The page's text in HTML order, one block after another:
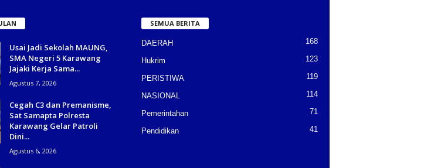
Usai Jadi Sekolah MAUNG,
SMA Negeri 5 Karawang
Jajaki Kerja Sama...
Agustus 7, 2026
Cegah C3 dan Premanisme,
Sat Samapta Polresta
Karawang Gelar Patroli
Dini...
Agustus 6, 2026
SEMUA BERITA
DAERAH 168
Hukrim 123
PERISTIWA 119
NASIONAL 114
Pemerintahan 71
Pendidikan 41